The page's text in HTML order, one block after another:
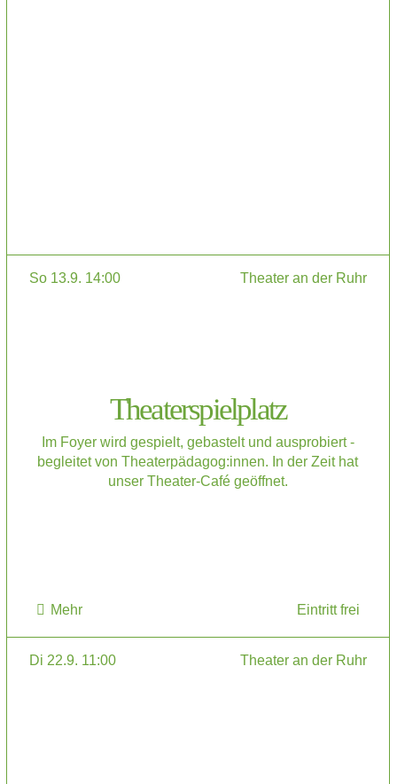
So 13.9. 14:00 Theater an der Ruhr
Theaterspielplatz
Im Foyer wird gespielt, gebastelt und ausprobiert -
begleitet von Theaterpädagog:innen. In der Zeit hat
unser Theater-Café geöffnet.
Mehr Eintritt frei
Di 22.9. 11:00 Theater an der Ruhr